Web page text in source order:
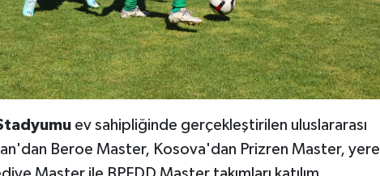
ev sahipliğinde gerçekleştirilen uluslararası
Beroe Master, Kosova'dan Prizren Master, yerel